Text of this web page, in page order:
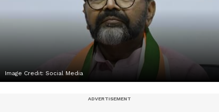
Image Credit: Social Media